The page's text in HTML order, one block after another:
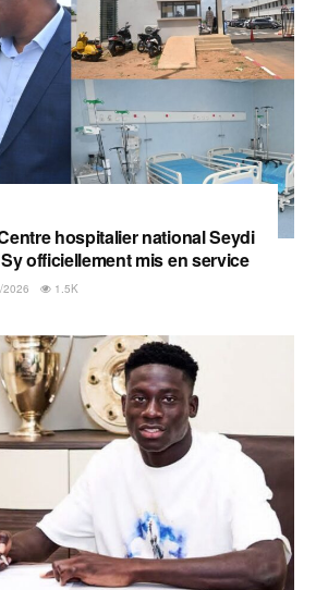
hospitalier national Seydi
officiellement mis en service
2026 1.5K